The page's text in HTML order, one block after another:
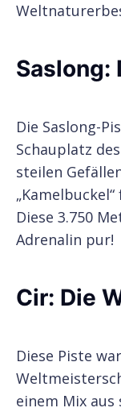
Saslong:
Die Saslong-
Schauplatz
steilen
Diese 3.750
Adrenalin pur!
Cir: Die
Diese Piste
einem Mix aus